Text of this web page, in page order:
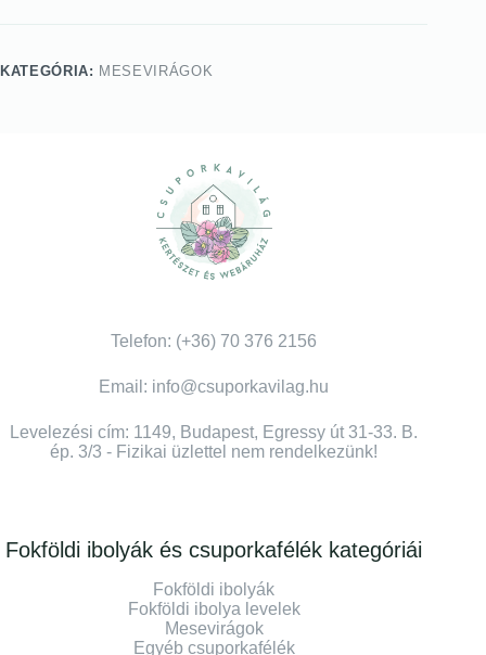
KATEGÓRIA: MESEVIRÁGOK
Telefon: (+36) 70 376 2156
Email: info@csuporkavilag.hu
Levelezési cím: 1149, Budapest, Egressy út 31-33. B.
ép. 3/3 - Fizikai üzlettel nem rendelkezünk!
Fokföldi ibolyák és csuporkafélék kategóriái
Fokföldi ibolyák
Fokföldi ibolya levelek
Mesevirágok
Egyéb csuporkafélék